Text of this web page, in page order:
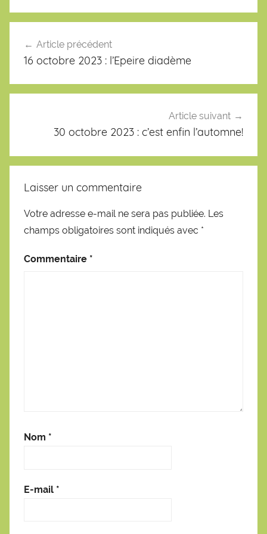
l’article
Article précédent
16 octobre 2023 : l’Epeire diadème
Article suivant
30 octobre 2023 : c’est enfin l’automne!
Laisser un commentaire
Votre adresse e-mail ne sera pas publiée. Les
champs obligatoires sont indiqués avec *
Commentaire *
Nom *
E-mail *